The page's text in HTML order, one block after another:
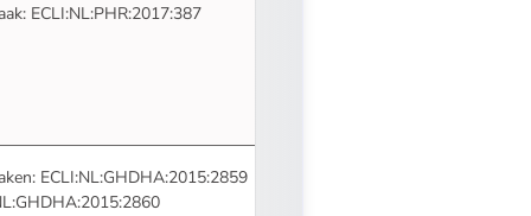
ECLI:NL:PHR:2017:387- U verlaat Rechtspraak.nl
ECLI:NL:GHDHA:2015:2859- U verlaat Rechtspraak.nl
- U verlaat Rechtspraak.nl